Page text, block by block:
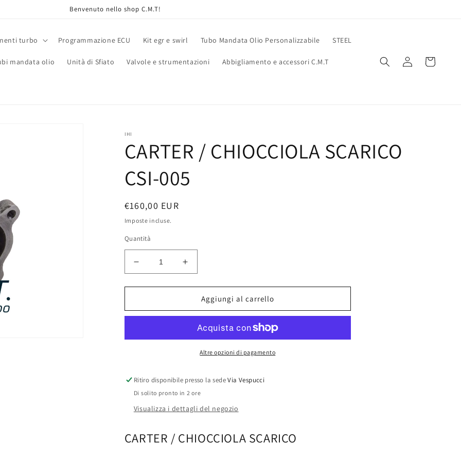
Benvenuto nello shop C.M.T!
turbo Programmazione ECU Kit egr e swirl Tubo Mandata Olio Personalizzabile STEEL
mandata olio Unità di Sfiato Valvole e strumentazioni Abbigliamento e accessori C.M.T Accedi Carrello
IHI
CARTER / CHIOCCIOLA SCARICO
CSI-005
Prezzo
di
listino
€160,00 EUR
Imposte incluse.
Quantità
Diminuisci
quantità
per
/
CSI-
Aumenta
quantità
per
CARTER
/
SCARICO
CSI-
005
Aggiungi al carrello
Altre opzioni di pagamento
Ritiro disponibile presso la sedeVia Vespucci
Di solito pronto in 2 ore
Visualizza i dettagli del negozio
CARTER / CHIOCCIOLA SCARICO